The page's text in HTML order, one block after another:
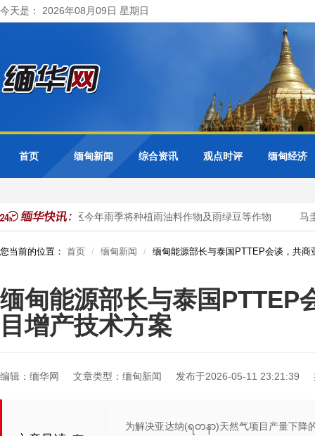
今天是： 2026年08月09日 星期日
首页 缅甸新闻 综合资讯 观点时评 缅甸经济
勃固省德宫县区今年雨季将种植雨油料作物及雨绿豆等作物 马
您当前的位置： 首页 缅甸新闻 缅甸能源部长与泰国PTTEP会谈，共商
缅甸能源部长与泰国PTTEP
目增产技术方案
编辑：缅华网 文章类型：缅甸新闻 发布于2026-05-11 23:21:39
为解决亚达纳(ရတနာ)天然气项目产量下降